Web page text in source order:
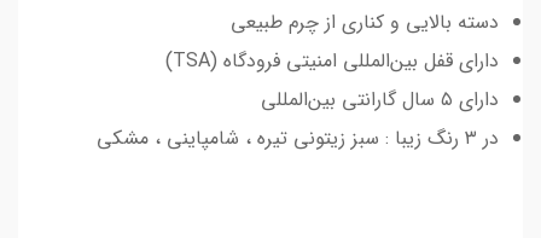
دسته بالایی و کناری از چرم طبیعی
دارای قفل بین‌المللی امنیتی فرودگاه (TSA)
دارای ۵ سال گارانتی بین‌المللی
در ۳ رنگ زیبا : سبز زیتونی تیره ، شامپاینی ، مشکی